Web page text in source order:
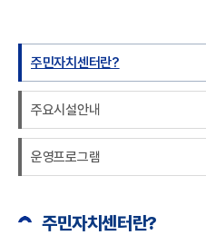
주민자치센터란?
주요시설안내
운영프로그램
주민자치센터란?